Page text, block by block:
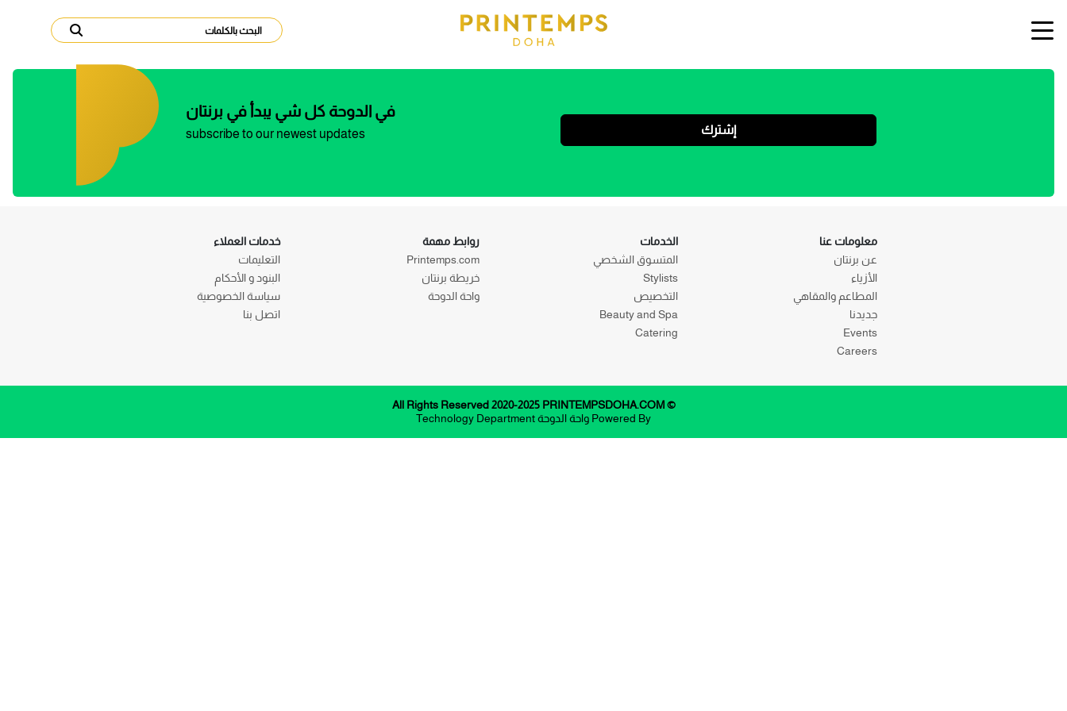
في الدوحة كل شي يبدأ في برنتان
subscribe to our newest updates إشترك
معلومات عنا
عن برنتان
الأزياء
المطاعم والمقاهي
جديدنا
Events
Careers
الخدمات
المتسوق الشخصي
Stylists
التخصيص
Beauty and Spa
Catering
روابط مهمة
Printemps.com
خريطة برنتان
واحة الدوحة
خدمات العملاء
التعليمات
البنود و الأحكام
سياسة الخصوصية
اتصل بنا
© All Rights Reserved 2020-2025 PRINTEMPSDOHA.COM
Powered By واحة الدوحة